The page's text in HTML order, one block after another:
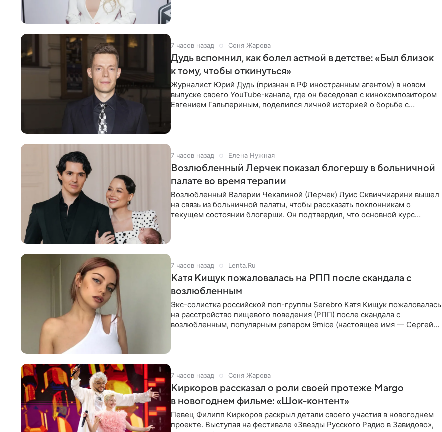
7 часов назад Соня Жарова
Дудь вспомнил, как болел астмой в детстве: «Был близок
к тому, чтобы откинуться»
Журналист Юрий Дудь (признан в РФ иностранным агентом) в новом
выпуске своего YouTube-канала, где он беседовал с кинокомпозитором
Евгением Гальпериным, поделился личной историей о борьбе с
7 часов назад Елена Нужная
Возлюбленный Лерчек показал блогершу в больничной
палате во время терапии
Возлюбленный Валерии Чекалиной (Лерчек) Луис Сквиччиарини вышел
на связь из больничной палаты, чтобы рассказать поклонникам о
текущем состоянии блогерши. Он подтвердил, что основной курс
7 часов назад Lenta.Ru
Катя Кищук пожаловалась на РПП после скандала с
возлюбленным
Экс-солистка российской поп-группы Serebro Катя Кищук пожаловалась
на расстройство пищевого поведения (РПП) после скандала с
возлюбленным, популярным рэпером 9mice (настоящее имя — Сергей
7 часов назад Соня Жарова
Киркоров рассказал о роли своей протеже Margo
в новогоднем фильме: «Шок-контент»
Певец Филипп Киркоров раскрыл детали своего участия в новогоднем
проекте. Выступая на фестивале «Звезды Русского Радио в Завидово»,